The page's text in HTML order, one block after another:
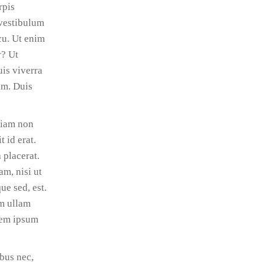
Ut enim
Ut
viverra
Duis
non
id erat.
placerat.
nisi ut
sed, est.
ullam
ipsum
nec,